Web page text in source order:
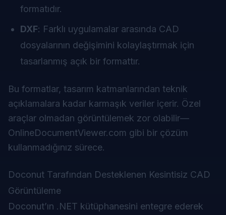
formatıdır.
DXF: Farklı uygulamalar arasında CAD
dosyalarının değişimini kolaylaştırmak için
tasarlanmış açık bir formattır.
Bu formatlar, tasarım katmanlarından teknik
açıklamalara kadar karmaşık veriler içerir. Özel
araçlar olmadan görüntülemek zor olabilir—
OnlineDocumentViewer.com gibi bir çözüm
kullanmadığınız sürece.
Doconut Tarafından Desteklenen Kesintisiz CAD
Görüntüleme
Doconut’ın .NET kütüphanesini entegre ederek